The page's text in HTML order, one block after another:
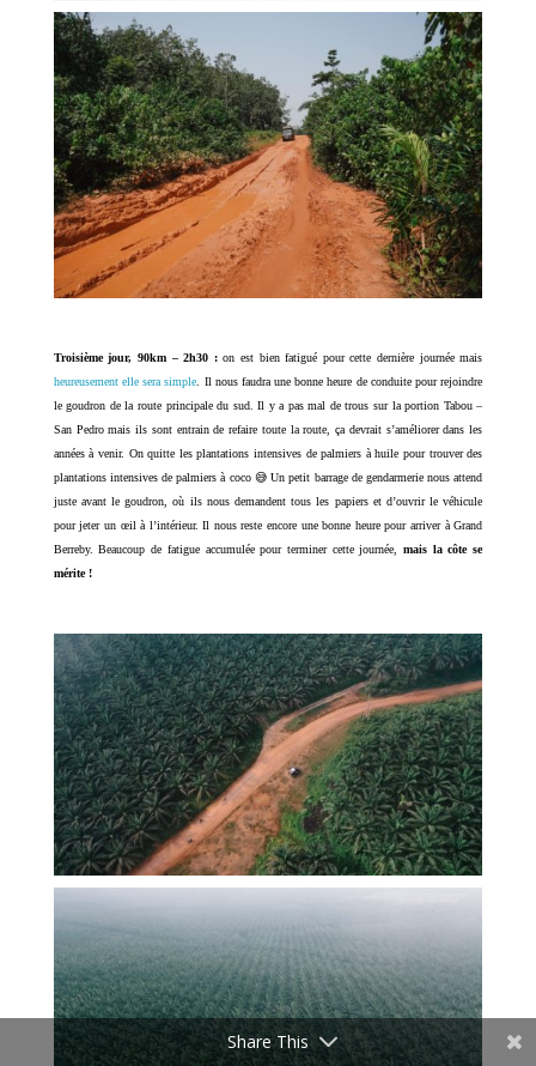
Troisième jour, 90km – 2h30 :on est bien fatigué pour cette dernière journée mais
heureusement elle sera simple . Il nous faudra une bonne heure de conduite pour rejoindre
le goudron de la route principale du sud. Il y a pas mal de trous sur la portion Tabou –
San Pedro mais ils sont entrain de refaire toute la route, ça devrait s’améliorer dans les
années à venir. On quitte les plantations intensives de palmiers à huile pour trouver des
plantations intensives de palmiers à coco 😅 Un petit barrage de gendarmerie nous attend
juste avant le goudron, où ils nous demandent tous les papiers et d’ouvrir le véhicule
pour jeter un œil à l’intérieur. Il nous reste encore une bonne heure pour arriver à Grand
Berreby. Beaucoup de fatigue accumulée pour terminer cette journée,mais la côte se
mérite !
Share This